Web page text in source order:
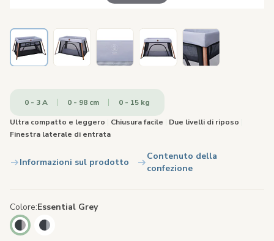
0 - 3 A 0 - 98 cm
0 - 15 kg
Ultra compatto e leggero
Chiusura facile Due livelli di riposo
Finestra laterale di entrata
Informazioni sul prodotto
Contenuto della
confezione
Colore Essential Grey